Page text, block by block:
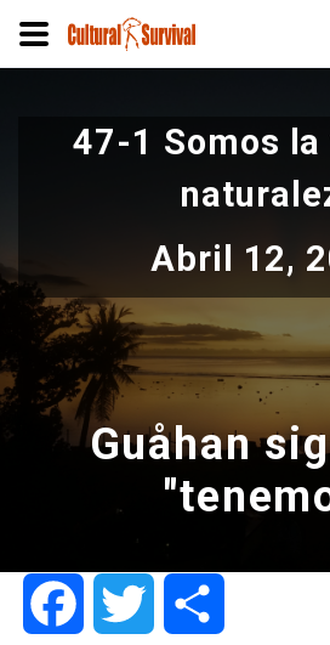
contenido47-1 Somos la
Abril 12,
Guåhan
FacebookTwitter